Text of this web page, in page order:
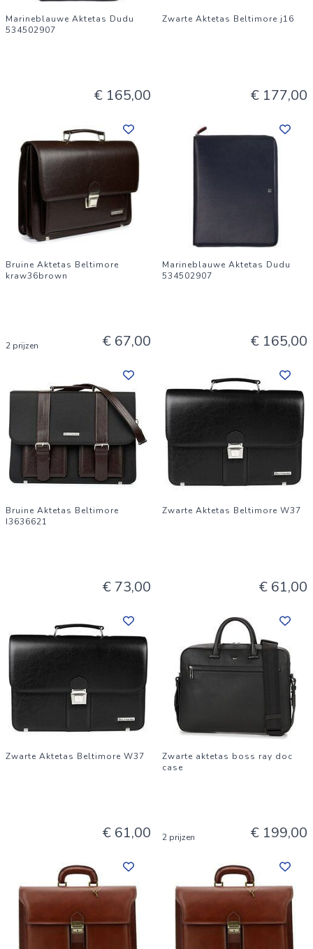
Marineblauwe Aktetas Dudu
534502907
€ 165,00
Zwarte Aktetas Beltimore j16
€ 177,00
Bruine Aktetas Beltimore
kraw36brown
2 prijzen € 67,00
Marineblauwe Aktetas Dudu
534502907
€ 165,00
Bruine Aktetas Beltimore
I3636621
€ 73,00
Zwarte Aktetas Beltimore W37
€ 61,00
Zwarte Aktetas Beltimore W37
€ 61,00
Zwarte aktetas boss ray doc
case
2 prijzen € 199,00